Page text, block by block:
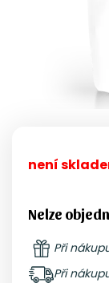
není
Nelze
Při
Při